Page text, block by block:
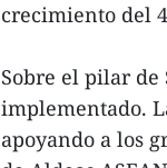
crecimiento del
Sobre el pilar de
implementado.
apoyando a los